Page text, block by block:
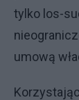
tylko los-
umową